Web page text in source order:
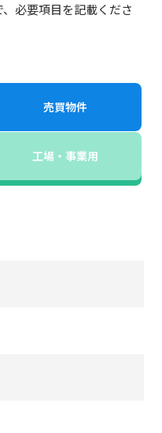
必要項目を記載くださ
売買物件
工場・事業用